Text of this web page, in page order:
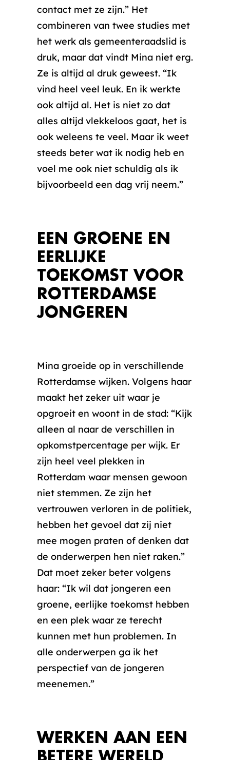
contact met ze zijn.” Het
combineren van twee studies met
het werk als gemeenteraadslid is
druk, maar dat vindt Mina niet erg.
Ze is altijd al druk geweest. “Ik
vind heel veel leuk. En ik werkte
ook altijd al. Het is niet zo dat
alles altijd vlekkeloos gaat, het is
ook weleens te veel. Maar ik weet
steeds beter wat ik nodig heb en
voel me ook niet schuldig als ik
bijvoorbeeld een dag vrij neem.”
EEN GROENE EN
EERLIJKE
TOEKOMST VOOR
ROTTERDAMSE
JONGEREN
Mina groeide op in verschillende
Rotterdamse wijken. Volgens haar
maakt het zeker uit waar je
opgroeit en woont in de stad: “Kijk
alleen al naar de verschillen in
opkomstpercentage per wijk. Er
zijn heel veel plekken in
Rotterdam waar mensen gewoon
niet stemmen. Ze zijn het
vertrouwen verloren in de politiek,
hebben het gevoel dat zij niet
mee mogen praten of denken dat
de onderwerpen hen niet raken.”
Dat moet zeker beter volgens
haar: “Ik wil dat jongeren een
groene, eerlijke toekomst hebben
en een plek waar ze terecht
kunnen met hun problemen. In
alle onderwerpen ga ik het
perspectief van de jongeren
meenemen.”
WERKEN AAN EEN
BETERE WERELD